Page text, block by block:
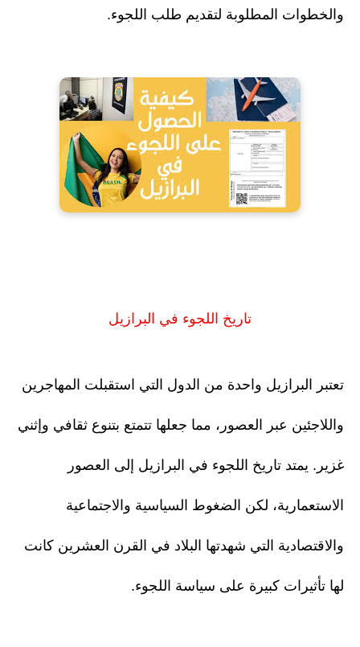
والخطوات المطلوبة لتقديم طلب اللجوء.
تاريخ اللجوء في البرازيل
تعتبر البرازيل واحدة من الدول التي استقبلت المهاجرين
واللاجئين عبر العصور، مما جعلها تتمتع بتنوع ثقافي وإثني
غزير. يمتد تاريخ اللجوء في البرازيل إلى العصور
الاستعمارية، لكن الضغوط السياسية والاجتماعية
والاقتصادية التي شهدتها البلاد في القرن العشرين كانت
لها تأثيرات كبيرة على سياسة اللجوء.